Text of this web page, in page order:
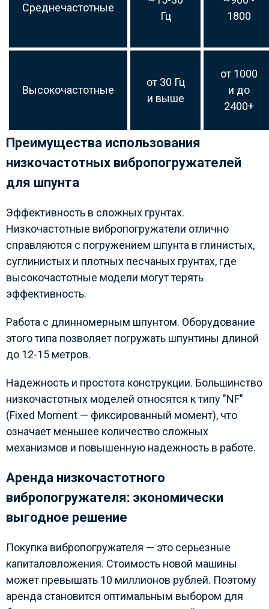
Среднечастотные
Гц
1800
Высокочастотные
от 30 Гц
и выше
от 1000
и до
2400+
Преимущества использования
низкочастотных вибропогружателей
для шпунта
Эффективность в сложных грунтах.
Низкочастотные вибропогружатели отлично
справляются с погружением шпунта в глинистых,
суглинистых и плотных песчаных грунтах, где
высокочастотные модели могут терять
эффективность.
Работа с длинномерным шпунтом. Оборудование
этого типа позволяет погружать шпунтины длиной
до 12-15 метров.
Надежность и простота конструкции. Большинство
низкочастотных моделей относятся к типу "NF"
(Fixed Moment — фиксированный момент), что
означает меньшее количество сложных
механизмов и повышенную надежность в работе.
Аренда низкочастотного
вибропогружателя: экономически
выгодное решение
Покупка вибропогружателя — это серьезные
капиталовложения. Стоимость новой машины
может превышать 10 миллионов рублей. Поэтому
аренда становится оптимальным выбором для